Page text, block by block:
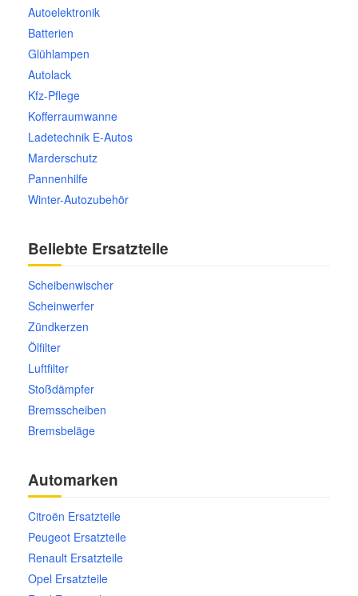
Autoelektronik
Batterien
Glühlampen
Autolack
Kfz-Pflege
Kofferraumwanne
Ladetechnik E-Autos
Marderschutz
Pannenhilfe
Winter-Autozubehör
Beliebte Ersatzteile
Scheibenwischer
Scheinwerfer
Zündkerzen
Ölfilter
Luftfilter
Stoßdämpfer
Bremsscheiben
Bremsbeläge
Automarken
Citroën Ersatzteile
Peugeot Ersatzteile
Renault Ersatzteile
Opel Ersatzteile